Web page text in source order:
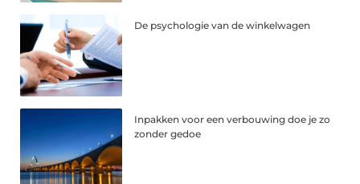
De psychologie van de winkelwagen
Inpakken voor een verbouwing doe je zo
zonder gedoe